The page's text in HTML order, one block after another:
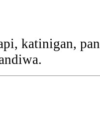
katinigan,